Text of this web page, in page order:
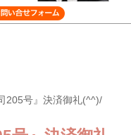
205号』決済御礼(^^)/